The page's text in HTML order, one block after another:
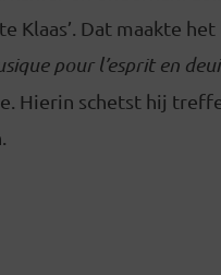
Klaas’. Dat maakte
pour l’esprit en
Hierin schetst hij